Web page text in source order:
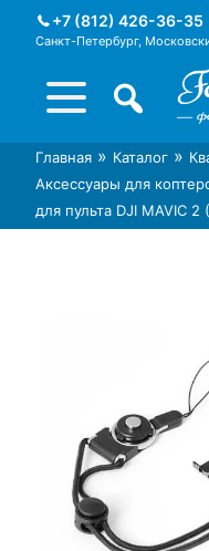
+7 (812) 426-36-35
Санкт-Петербург,
Главная » Каталог »
Аксессуары для
для пульта DJI MAVIC 2